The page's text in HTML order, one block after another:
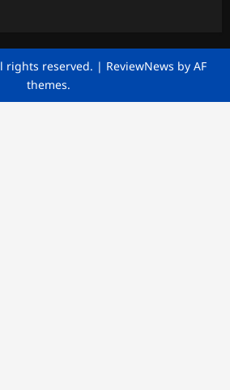
rights reserved. | ReviewNews by AF
themes.